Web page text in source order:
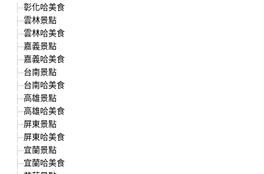
彰化哈美食
雲林景點
雲林哈美食
嘉義景點
嘉義哈美食
台南景點
台南哈美食
高雄景點
高雄哈美食
屏東景點
屏東哈美食
宜蘭景點
宜蘭哈美食